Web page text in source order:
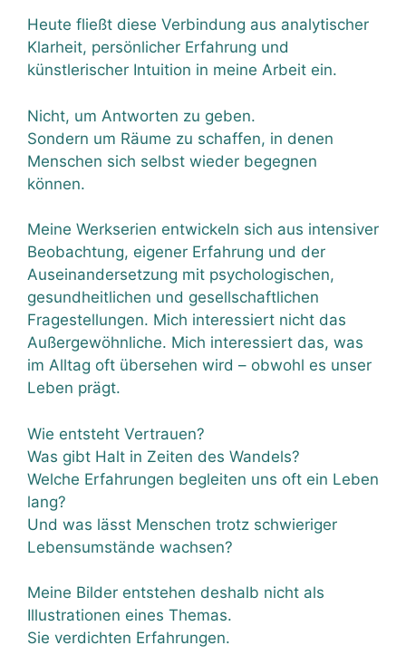
Heute fließt diese Verbindung aus analytischer
Klarheit, persönlicher Erfahrung und
künstlerischer Intuition in meine Arbeit ein.
Nicht, um Antworten zu geben.
Sondern um Räume zu schaffen, in denen
Menschen sich selbst wieder begegnen
können.
Meine Werkserien entwickeln sich aus intensiver
Beobachtung, eigener Erfahrung und der
Auseinandersetzung mit psychologischen,
gesundheitlichen und gesellschaftlichen
Fragestellungen. Mich interessiert nicht das
Außergewöhnliche. Mich interessiert das, was
im Alltag oft übersehen wird – obwohl es unser
Leben prägt.
Wie entsteht Vertrauen?
Was gibt Halt in Zeiten des Wandels?
Welche Erfahrungen begleiten uns oft ein Leben
lang?
Und was lässt Menschen trotz schwieriger
Lebensumstände wachsen?
Meine Bilder entstehen deshalb nicht als
Illustrationen eines Themas.
Sie verdichten Erfahrungen.